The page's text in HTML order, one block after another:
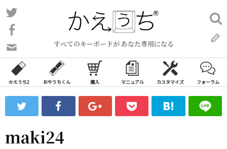
コ
ン
ン
ツ
ス
ッ
すべてのキーボードが あなた専用になる
い
合
わ
フ
ォ
ム
検
索:
かえうち2 おやうちくん 購入 マニュアル カスタマイズ フォーラム
maki24